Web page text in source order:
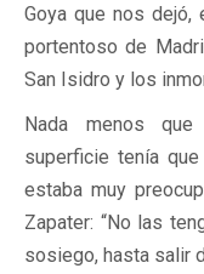
Goya que nos
portentoso de
San Isidro y los
Nada menos
superficie tenía
estaba muy
Zapater: “No las
sosiego, hasta salir